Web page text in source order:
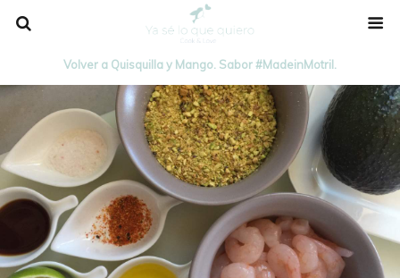
Volver a Quisquilla y Mango. Sabor #MadeinMotril.